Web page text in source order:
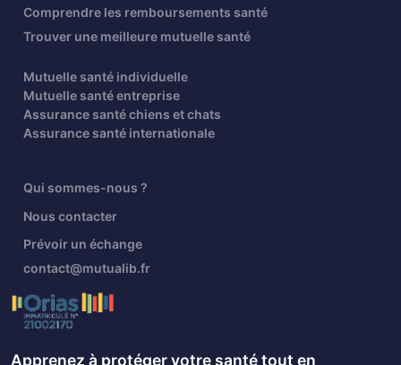
Comprendre les remboursements santé
Trouver une meilleure mutuelle santé
Mutuelle santé individuelle
Mutuelle santé entreprise
Assurance santé chiens et chats
Assurance santé internationale
Qui sommes-nous ?
Nous contacter
Prévoir un échange
contact@mutualib.fr
Apprenez à protéger votre santé tout en